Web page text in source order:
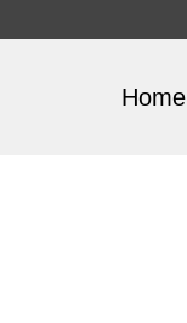
Home